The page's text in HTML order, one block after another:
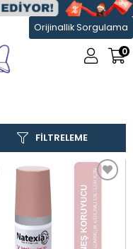
Orijinallik Sorgulama
0
FILTRELEME